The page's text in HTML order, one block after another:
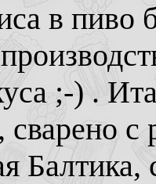
в пиво
;-) .
сварено
Балтика,